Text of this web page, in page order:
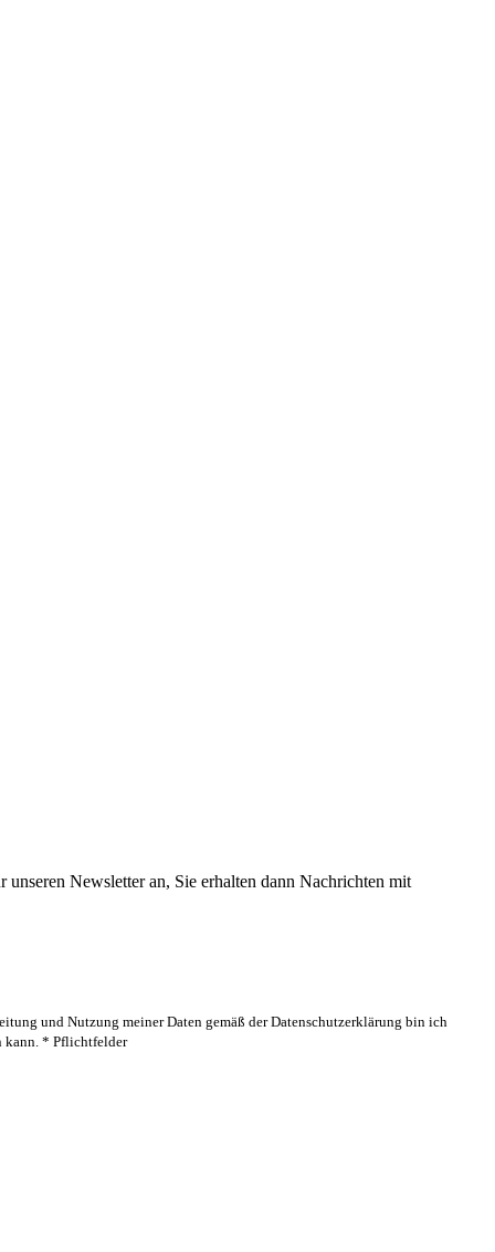
Newsletter an, Sie erhalten dann Nachrichten mit
und Nutzung meiner Daten gemäß der Datenschutzerklärung bin ich
kann. * Pflichtfelder